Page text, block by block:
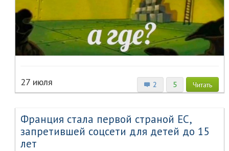
2 5 Читать
27 июля
Франция стала первой страной ЕС,
запретившей соцсети для детей до 15
лет